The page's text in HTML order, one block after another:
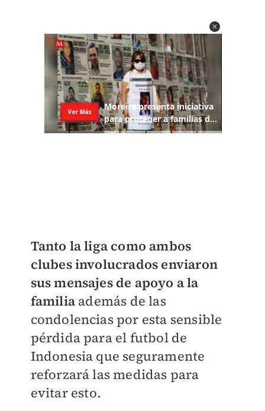
Tanto la liga como ambos
clubes involucrados enviaron
sus mensajes de apoyo a la
familia además de las
condolencias por esta sensible
pérdida para el futbol de
Indonesia que seguramente
reforzará las medidas para
evitar esto.